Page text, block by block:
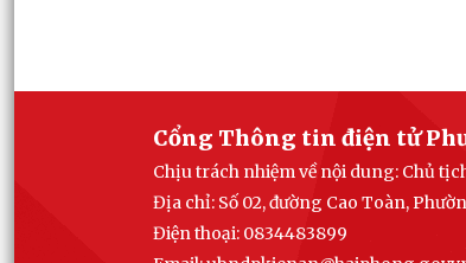
Cổng Thông tin điện tử
Chịu trách nhiệm về nội dung: Chủ
Địa chỉ: Số 02, đường Cao Toàn,
Điện thoại: 0834483899